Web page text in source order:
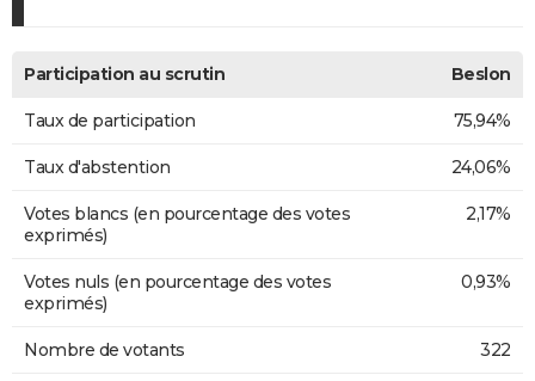
Participation au scrutin Beslon
Taux de participation 75,94%
Taux d'abstention 24,06%
Votes blancs (en pourcentage des votes
exprimés)
2,17%
Votes nuls (en pourcentage des votes
exprimés)
0,93%
Nombre de votants 322